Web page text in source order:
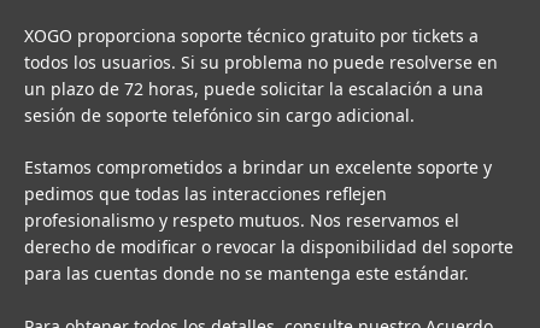
XOGO proporciona soporte técnico gratuito por tickets a
todos los usuarios. Si su problema no puede resolverse en
un plazo de 72 horas, puede solicitar la escalación a una
sesión de soporte telefónico sin cargo adicional.
Estamos comprometidos a brindar un excelente soporte y
pedimos que todas las interacciones reflejen
profesionalismo y respeto mutuos. Nos reservamos el
derecho de modificar o revocar la disponibilidad del soporte
para las cuentas donde no se mantenga este estándar.